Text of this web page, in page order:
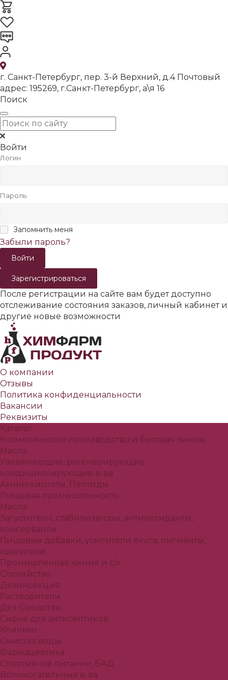
г. Санкт-Петербург, пер. 3-й Верхний, д.4 Почтовый
адрес: 195269, г.Санкт-Петербург, а\я 16
Поиск
Войти
Логин
Пароль
Запомнить меня
Забыли пароль?
Зарегистрироваться
После регистрации на сайте вам будет доступно
отслеживание состояния заказов, личный кабинет и
другие новые возможности
О компании
Отзывы
Политика конфиденциальности
Вакансии
Реквизиты
Каталог
Косметическое производство и бытовая химия
Масла
Увлажняющие, регенерирующие,
кондиционирующие в-ва
Аминокислоты, Пептиды
Пищевая промышленность
Масла
Загустители, стабилизаторы, антиоксиданты,
консерванты
Пищевые добавки, усилители вкуса, пигменты,
красители
Промышленная химия и с/х
С/хозяйство
Дезинсекция
Растворители
Дез. Средства
Сырье для антисептиков
Клининг
Очистка воды
Фармацевтика
Спортивное питание, БАД
Вспомогательные в-ва